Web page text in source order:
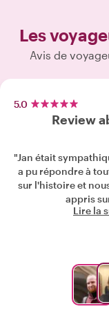
Les
Avis de
5.0
Review
"Jan était
a pu répondre à
sur l'histoire et
appris
Lire la